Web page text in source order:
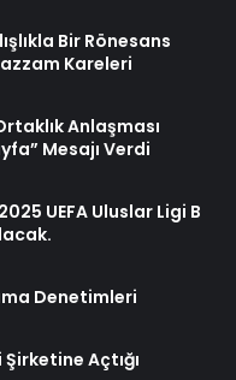
Bir Rönesans
Kareleri
Anlaşması
Mesajı Verdi
UEFA Uluslar Ligi B
Denetimleri
Şirketine Açtığı